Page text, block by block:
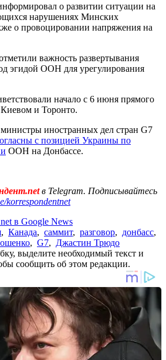
о развитии ситуации на
нарушениях Минских
о провоцировании напряжения на
важность развертывания
эгидой ООН для урегулирования
начало с 6 июня прямого
и Торонто.
иностранных дел стран G7
с позицией Украины по
ООН на Донбассе.
в Telegram. Подписывайтесь
korrespondentnet
в Google News
, Канада, саммит, разговор, донбасс,
, G7, Джастин Трюдо
выделите необходимый текст и
сообщить об этом редакции.